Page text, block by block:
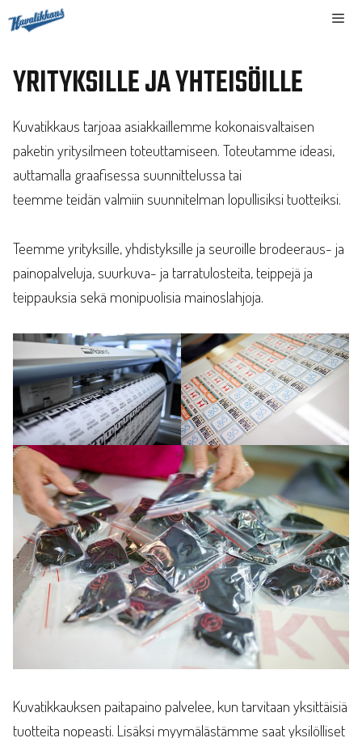
Siirry
sisältöön
YRITYKSILLE JA YHTEISÖILLE
Kuvatikkaus tarjoaa asiakkaillemme kokonaisvaltaisen
paketin yritysilmeen toteuttamiseen. Toteutamme ideasi,
auttamalla graafisessa suunnittelussa tai
teemme teidän valmiin suunnitelman lopullisiksi tuotteiksi.
Teemme yrityksille, yhdistyksille ja seuroille brodeeraus- ja
painopalveluja, suurkuva- ja tarratulosteita, teippejä ja
teippauksia sekä monipuolisia mainoslahjoja.
Kuvatikkauksen paitapaino palvelee, kun tarvitaan yksittäisiä
tuotteita nopeasti. Lisäksi myymälästämme saat yksilölliset